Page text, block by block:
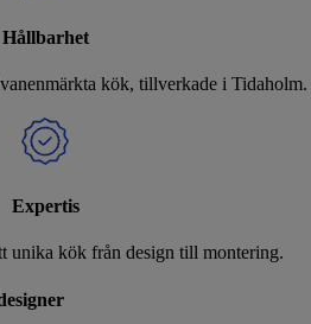
Hållbarhet
kök, tillverkade i Tidaholm.
Expertis
unika kök från design till montering.